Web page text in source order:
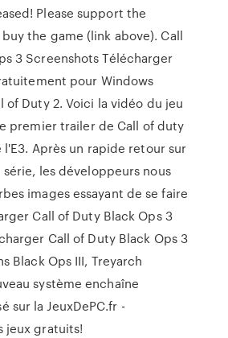
Please support the
the game (link above). Call
3 Screenshots Télécharger
pour Windows
of Duty 2. Voici la vidéo du jeu
premier trailer de Call of duty
Après un rapide retour sur
les développeurs nous
images essayant de se faire
Call of Duty Black Ops 3
Call of Duty Black Ops 3
Black Ops III, Treyarch
système enchaîne
sur la JeuxDePC.fr -
jeux gratuits!